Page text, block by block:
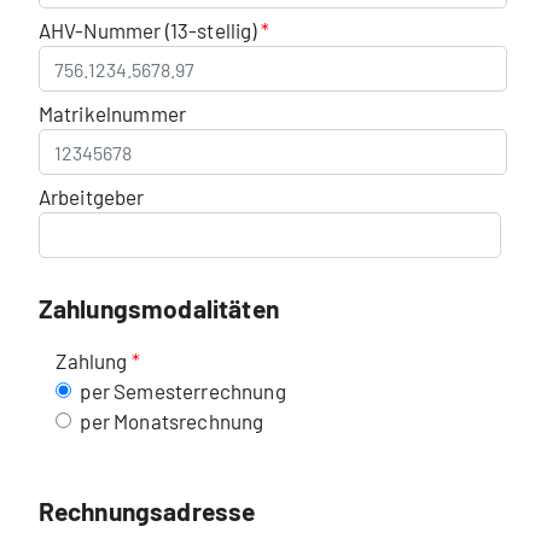
AHV-Nummer (13-stellig)
Matrikelnummer
Arbeitgeber
Zahlungsmodalitäten
Zahlung
per Semesterrechnung
per Monatsrechnung
Rechnungsadresse